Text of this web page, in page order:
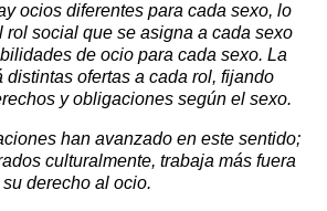
ocios diferentes para cada sexo, lo
rol social que se asigna a cada sexo
de ocio para cada sexo. La
distintas ofertas a cada rol, fijando
y obligaciones según el sexo.
han avanzado en este sentido;
culturalmente, trabaja más fuera
derecho al ocio.